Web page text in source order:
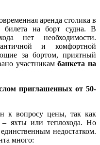
аренда столика в
билета на борт судна. В
нет необходимости.
и комфортной
за бортом, приятный
участникамбанкета на
приглашенных от 50-
к вопросу цены, так как
– яхты или теплохода. Но
недостатком.
много: